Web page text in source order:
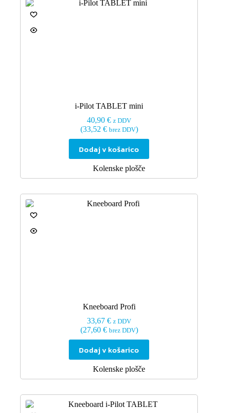
i-Pilot TABLET mini
40,90€ z DDV
(33,52 € brez DDV)
Dodaj v košarico
Kolenske plošče
Kneeboard Profi
33,67€ z DDV
(27,60 € brez DDV)
Dodaj v košarico
Kolenske plošče